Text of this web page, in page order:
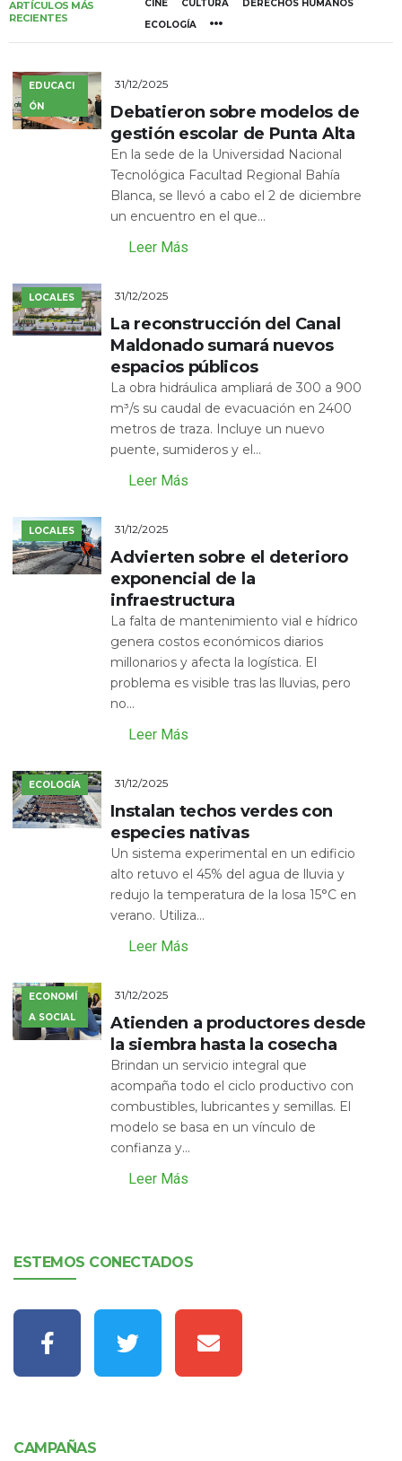
ARTÍCULOS MÁS
RECIENTES
CINE CULTURA
DERECHOS HUMANOS
ECOLOGÍA
EDUCACI
ÓN
31/12/2025
Debatieron sobre modelos de
gestión escolar de Punta Alta
En la sede de la Universidad Nacional
Tecnológica Facultad Regional Bahía
Blanca, se llevó a cabo el 2 de diciembre
un encuentro en el que...
Leer Más
LOCALES 31/12/2025
La reconstrucción del Canal
Maldonado sumará nuevos
espacios públicos
La obra hidráulica ampliará de 300 a 900
m³/s su caudal de evacuación en 2400
metros de traza. Incluye un nuevo
puente, sumideros y el...
Leer Más
LOCALES 31/12/2025
Advierten sobre el deterioro
exponencial de la
infraestructura
La falta de mantenimiento vial e hídrico
genera costos económicos diarios
millonarios y afecta la logística. El
problema es visible tras las lluvias, pero
no...
Leer Más
ECOLOGÍA 31/12/2025
Instalan techos verdes con
especies nativas
Un sistema experimental en un edificio
alto retuvo el 45% del agua de lluvia y
redujo la temperatura de la losa 15°C en
verano. Utiliza...
Leer Más
ECONOMÍ
A SOCIAL
31/12/2025
Atienden a productores desde
la siembra hasta la cosecha
Brindan un servicio integral que
acompaña todo el ciclo productivo con
combustibles, lubricantes y semillas. El
modelo se basa en un vínculo de
confianza y...
Leer Más
ESTEMOS CONECTADOS
CAMPAÑAS